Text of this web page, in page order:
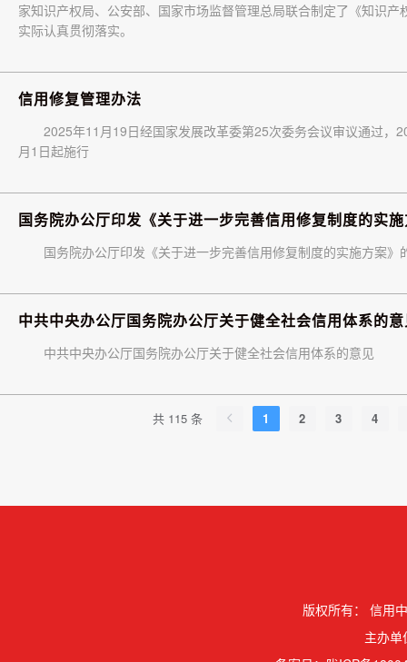
家知识产权局、公安部、国家市场监督管理总局联合制定了《知识
实际认真贯彻落实。
信用修复管理办法
2025年11月19日经国家发展改革委第25次委务会议审议通过
月1日起施行
国务院办公厅印发《关于进一步完善信用修复制度的实
国务院办公厅印发《关于进一步完善信用修复制度的实施方案》
中共中央办公厅国务院办公厅关于健全社会信用体系的
中共中央办公厅国务院办公厅关于健全社会信用体系的意见
共 115 条 1 2 3 4
版权所有：
信用
主办